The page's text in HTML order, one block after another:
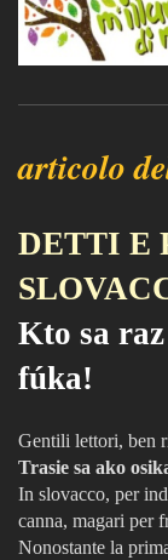
articolo
DETTI E
Kto sa
fúka!
Gentili lettori, ben
Trasie sa ako
In slovacco, per
canna, magari per
Nonostante la